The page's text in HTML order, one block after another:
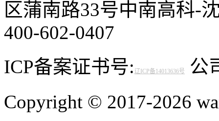
区蒲南路33号中南高科-
400-602-0407
ICP备案证书号: 辽ICP备14013636号
公
Copyright © 2017-2026